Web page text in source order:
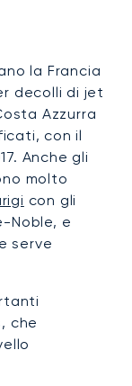
la Francia
decolli di jet
Azzurra
con il
Anche gli
molto
con gli
Noble, e
serve
che